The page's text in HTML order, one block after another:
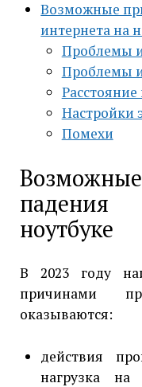
Возможные
интернета на
Проблемы
Проблемы
Настройки
Помехи
ноутбуке
В 2023 году
причинами
оказываются:
действия
нагрузка